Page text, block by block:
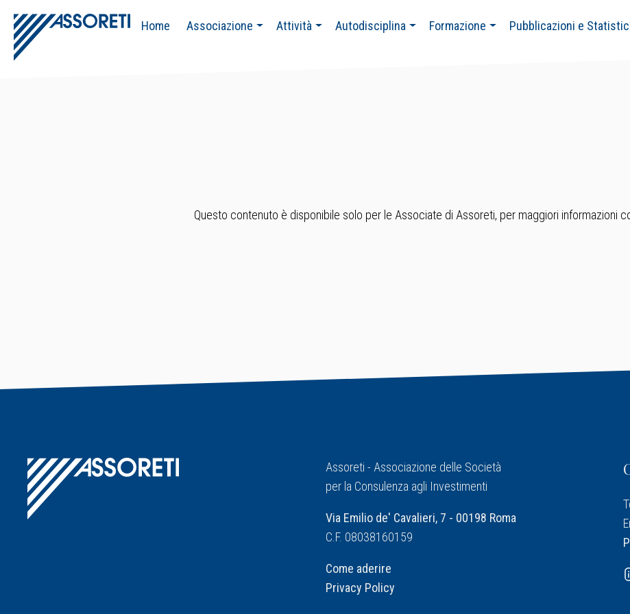
Home Associazione Attività Autodisciplina Formazione Pubblicazioni e
Questo contenuto è disponibile solo per le Associate di Assoreti, per maggiori informazioni
Assoreti - Associazione delle Società
per la Consulenza agli Investimenti
Via Emilio de' Cavalieri, 7 - 00198 Roma
C.F. 08038160159
Come aderire
Privacy Policy